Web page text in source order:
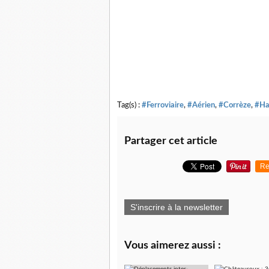
Tag(s) : #Ferroviaire, #Aérien, #Corrèze,
Partager cet article
S'inscrire à la newsletter
Vous aimerez aussi :